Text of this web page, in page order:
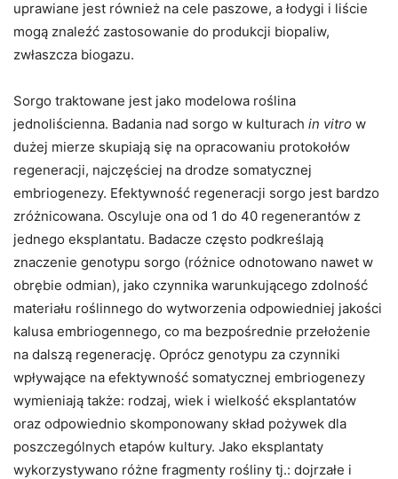
uprawiane jest również na cele paszowe, a łodygi i liście
mogą znaleźć zastosowanie do produkcji biopaliw,
zwłaszcza biogazu.
Sorgo traktowane jest jako modelowa roślina
jednoliścienna. Badania nad sorgo w kulturach in vitro w
dużej mierze skupiają się na opracowaniu protokołów
regeneracji, najczęściej na drodze somatycznej
embriogenezy. Efektywność regeneracji sorgo jest bardzo
zróżnicowana. Oscyluje ona od 1 do 40 regenerantów z
jednego eksplantatu. Badacze często podkreślają
znaczenie genotypu sorgo (różnice odnotowano nawet w
obrębie odmian), jako czynnika warunkującego zdolność
materiału roślinnego do wytworzenia odpowiedniej jakości
kalusa embriogennego, co ma bezpośrednie przełożenie
na dalszą regenerację. Oprócz genotypu za czynniki
wpływające na efektywność somatycznej embriogenezy
wymieniają także: rodzaj, wiek i wielkość eksplantatów
oraz odpowiednio skomponowany skład pożywek dla
poszczególnych etapów kultury. Jako eksplantaty
wykorzystywano różne fragmenty rośliny tj.: dojrzałe i